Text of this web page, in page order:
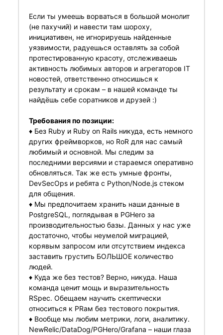
Если ты умеешь ворваться в большой монолит
(не пахучий) и навести там шороху,
инициативен, не игнорируешь найденные
уязвимости, радуешься оставлять за собой
протестированную красоту, отслеживаешь
активность любимых авторов и агрегаторов IT
новостей, ответственно относишься к
результату и срокам – в нашей команде ты
найдёшь себе соратников и друзей :)
Требования по позиции:
♦️ Без Ruby и Ruby on Rails никуда, есть немного
других фреймворков, но RoR для нас самый
любимый и основной. Мы следим за
последними версиями и стараемся оперативно
обновляться. Так же есть умные фронты,
DevSecOps и ребята с Python/Node.js стеком
для общения.
♦️ Мы предпочитаем хранить наши данные в
PostgreSQL, поглядывая в PGHero за
производительностью базы. Данных у нас уже
достаточно, чтобы неумелой миграцией,
корявым запросом или отсутствием индекса
заставить грустить БОЛЬШОЕ количество
людей.
♦️ Куда жe без тестов? Верно, никуда. Наша
команда ценит мощь и выразительность
RSpec. Обещаем научить скептически
относиться к PRам без тестового покрытия.
♦️ Вообще мы любим метрики, логи, аналитику.
NewRelic/DataDog/PGHero/Grafana – наши глаза